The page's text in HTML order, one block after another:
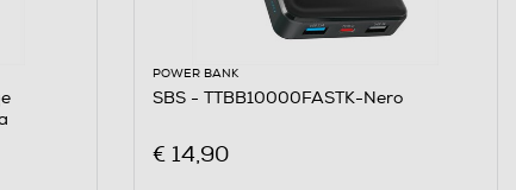
POWER BANK
SBS - TTBB10000FASTK-Nero
€ 14,90